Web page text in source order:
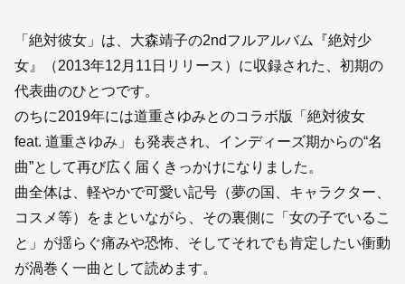
「絶対彼女」は、大森靖子の2ndフルアルバム『絶対少
女』（2013年12月11日リリース）に収録された、初期の
代表曲のひとつです。
のちに2019年には道重さゆみとのコラボ版「絶対彼女
feat. 道重さゆみ」も発表され、インディーズ期からの“名
曲”として再び広く届くきっかけになりました。
曲全体は、軽やかで可愛い記号（夢の国、キャラクター、
コスメ等）をまといながら、その裏側に「女の子でいるこ
と」が揺らぐ痛みや恐怖、そしてそれでも肯定したい衝動
が渦巻く一曲として読めます。